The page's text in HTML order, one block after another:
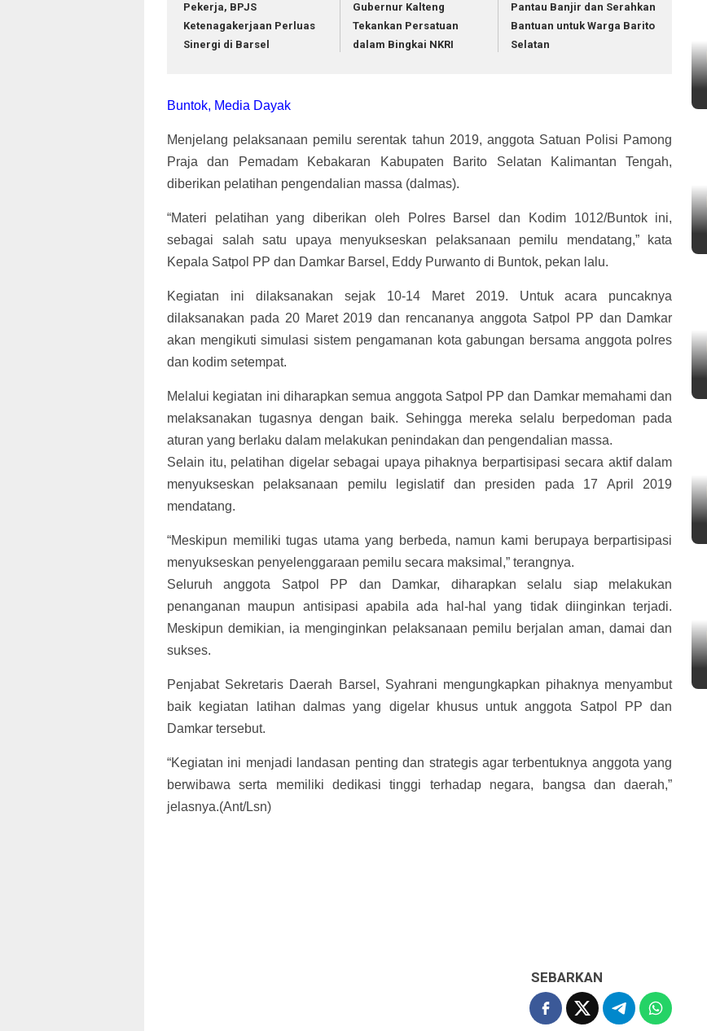
Pekerja, BPJS
Ketenagakerjaan Perluas
Sinergi di Barsel
Gubernur Kalteng
Tekankan Persatuan
dalam Bingkai NKRI
Pantau Banjir dan Serahkan
Bantuan untuk Warga Barito
Selatan
Buntok, Media Dayak
Menjelang pelaksanaan pemilu serentak tahun 2019, anggota Satuan Polisi Pamong
Praja dan Pemadam Kebakaran Kabupaten Barito Selatan Kalimantan Tengah,
diberikan pelatihan pengendalian massa (dalmas).
“Materi pelatihan yang diberikan oleh Polres Barsel dan Kodim 1012/Buntok ini,
sebagai salah satu upaya menyukseskan pelaksanaan pemilu mendatang,” kata
Kepala Satpol PP dan Damkar Barsel, Eddy Purwanto di Buntok, pekan lalu.
Kegiatan ini dilaksanakan sejak 10-14 Maret 2019. Untuk acara puncaknya
dilaksanakan pada 20 Maret 2019 dan rencananya anggota Satpol PP dan Damkar
akan mengikuti simulasi sistem pengamanan kota gabungan bersama anggota polres
dan kodim setempat.
Melalui kegiatan ini diharapkan semua anggota Satpol PP dan Damkar memahami dan
melaksanakan tugasnya dengan baik. Sehingga mereka selalu berpedoman pada
aturan yang berlaku dalam melakukan penindakan dan pengendalian massa.
Selain itu, pelatihan digelar sebagai upaya pihaknya berpartisipasi secara aktif dalam
menyukseskan pelaksanaan pemilu legislatif dan presiden pada 17 April 2019
mendatang.
“Meskipun memiliki tugas utama yang berbeda, namun kami berupaya berpartisipasi
menyukseskan penyelenggaraan pemilu secara maksimal,” terangnya.
Seluruh anggota Satpol PP dan Damkar, diharapkan selalu siap melakukan
penanganan maupun antisipasi apabila ada hal-hal yang tidak diinginkan terjadi.
Meskipun demikian, ia menginginkan pelaksanaan pemilu berjalan aman, damai dan
sukses.
Penjabat Sekretaris Daerah Barsel, Syahrani mengungkapkan pihaknya menyambut
baik kegiatan latihan dalmas yang digelar khusus untuk anggota Satpol PP dan
Damkar tersebut.
“Kegiatan ini menjadi landasan penting dan strategis agar terbentuknya anggota yang
berwibawa serta memiliki dedikasi tinggi terhadap negara, bangsa dan daerah,”
jelasnya.(Ant/Lsn)
SEBARKAN